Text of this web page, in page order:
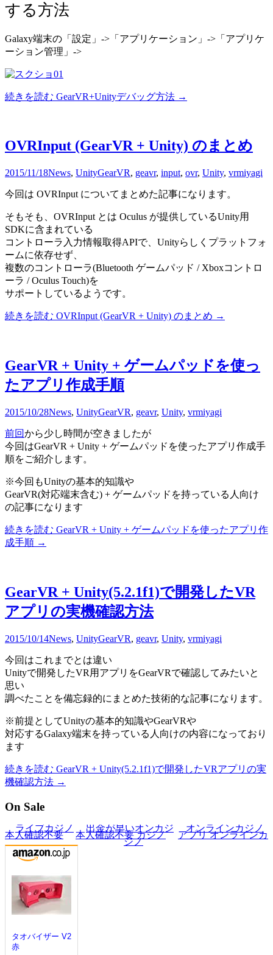
する方法
Galaxy端末の「設定」->「アプリケーション」->「アプリケ
ーション管理」->
続きを読む GearVR+Unityデバッグ方法 →
OVRInput (GearVR + Unity) のまとめ
2015/11/18News, UnityGearVR, geavr, input, ovr, Unity, vrmiyagi
今回は OVRInput についてまとめた記事になります。
そもそも、OVRInput とは Oculus が提供しているUnity用
SDKに含まれている
コントローラ入力情報取得APIで、Unityらしくプラットフォ
ームに依存せず、
複数のコントローラ(Bluetooth ゲームパッド / Xboxコントロ
ーラ / Oculus Touch)を
サポートしているようです。
続きを読む OVRInput (GearVR + Unity) のまとめ →
GearVR + Unity + ゲームパッドを使っ
たアプリ作成手順
2015/10/28News, UnityGearVR, geavr, Unity, vrmiyagi
前回から少し時間が空きましたが
今回はGearVR + Unity + ゲームパッドを使ったアプリ作成手
順をご紹介します。
※今回もUnityの基本的知識や
GearVR(対応端末含む) + ゲームパッドを持っている人向け
の記事になります
続きを読む GearVR + Unity + ゲームパッドを使ったアプリ作
成手順 →
GearVR + Unity(5.2.1f1)で開発したVR
アプリの実機確認方法
2015/10/14News, UnityGearVR, geavr, Unity, vrmiyagi
今回はこれまでとは違い
Unityで開発したVR用アプリをGearVRで確認してみたいと
思い
調べたことを備忘録的にまとめた技術的な記事になります。
※前提としてUnityの基本的知識やGearVRや
対応するGalaxy端末を持っている人向けの内容になっており
ます
続きを読む GearVR + Unity(5.2.1f1)で開発したVRアプリの実
機確認方法 →
On Sale